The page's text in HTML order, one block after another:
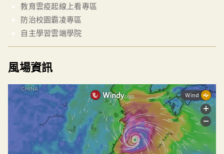
教育雲疫起線上看專區
防治校園霸凌專區
自主學習雲端學院
風場資訊